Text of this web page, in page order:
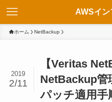
AWSイン
ホーム NetBackup
【Veritas
NetBackup管
パッチ適用手
2019
2/11